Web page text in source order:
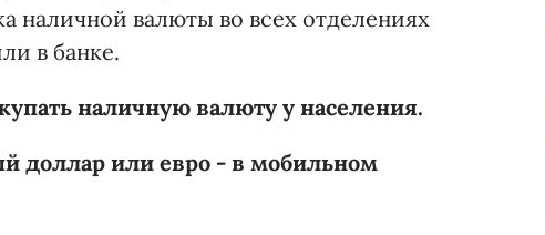
наличной валюты во всех отделениях
в банке.
наличную валюту у населения.
доллар или евро - в мобильном